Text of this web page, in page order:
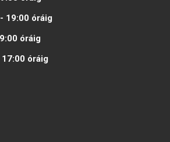
19:00 óráig
óráig
óráig